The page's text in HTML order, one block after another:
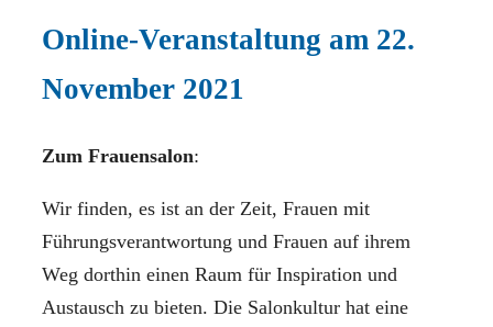
Online-Veranstaltung am 22.
November 2021
Zum Frauensalon:
Wir finden, es ist an der Zeit, Frauen mit
Führungsverantwortung und Frauen auf ihrem
Weg dorthin einen Raum für Inspiration und
Austausch zu bieten. Die Salonkultur hat eine